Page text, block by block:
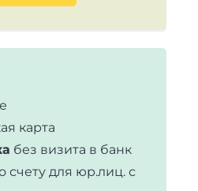
карта
без визита в банк
счету для юр.лиц. с